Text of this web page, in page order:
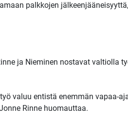
palkkojen jälkeenjääneisyyttä,
ja Nieminen nostavat valtiolla
valuu entistä enemmän vapaa-
Rinne huomauttaa.